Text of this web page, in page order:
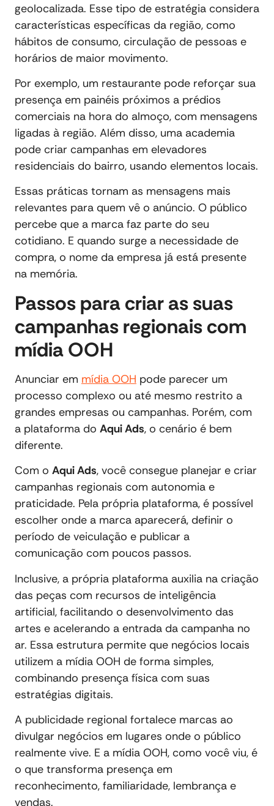
geolocalizada. Esse tipo de estratégia considera
características específicas da região, como
hábitos de consumo, circulação de pessoas e
horários de maior movimento.
Por exemplo, um restaurante pode reforçar sua
presença em painéis próximos a prédios
comerciais na hora do almoço, com mensagens
ligadas à região. Além disso, uma academia
pode criar campanhas em elevadores
residenciais do bairro, usando elementos locais.
Essas práticas tornam as mensagens mais
relevantes para quem vê o anúncio. O público
percebe que a marca faz parte do seu
cotidiano. E quando surge a necessidade de
compra, o nome da empresa já está presente
na memória.
Passos para criar as suas
campanhas regionais com
mídia OOH
Anunciar em mídia OOH pode parecer um
processo complexo ou até mesmo restrito a
grandes empresas ou campanhas. Porém, com
a plataforma do Aqui Ads, o cenário é bem
diferente.
Com o Aqui Ads, você consegue planejar e criar
campanhas regionais com autonomia e
praticidade. Pela própria plataforma, é possível
escolher onde a marca aparecerá, definir o
período de veiculação e publicar a
comunicação com poucos passos.
Inclusive, a própria plataforma auxilia na criação
das peças com recursos de inteligência
artificial, facilitando o desenvolvimento das
artes e acelerando a entrada da campanha no
ar. Essa estrutura permite que negócios locais
utilizem a mídia OOH de forma simples,
combinando presença física com suas
estratégias digitais.
A publicidade regional fortalece marcas ao
divulgar negócios em lugares onde o público
realmente vive. E a mídia OOH, como você viu, é
o que transforma presença em
reconhecimento, familiaridade, lembrança e
vendas.